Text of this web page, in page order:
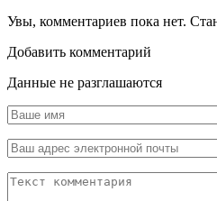
Увы, комментариев пока нет.
Добавить комментарий
Данные не разглашаются